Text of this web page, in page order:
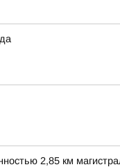
2,85 км